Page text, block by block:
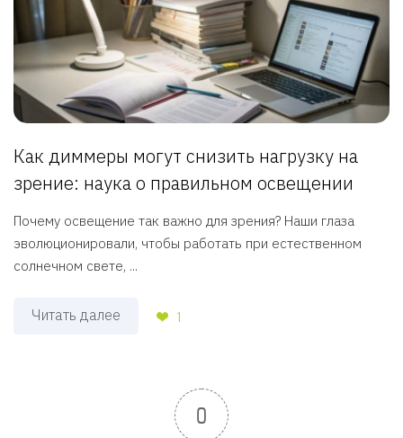
Как диммеры могут снизить нагрузку на
зрение: наука о правильном освещении
Почему освещение так важно для зрения? Наши глаза
эволюционировали, чтобы работать при естественном
солнечном свете, ...
Читать далее 1
0